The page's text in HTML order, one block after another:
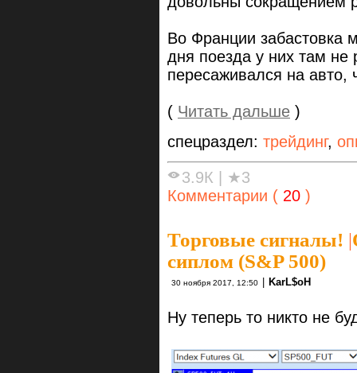
Во Франции забастовка
дня поезда у них там не
пересаживался на авто,
( Читать дальше )
спецраздел: трейдинг,
3.9К
★3
Комментарии ( 20 )
Торговые сигналы! |
сиплом (S&P 500)
30 ноября 2017, 12:50 KarL$oH
Ну теперь то никто не